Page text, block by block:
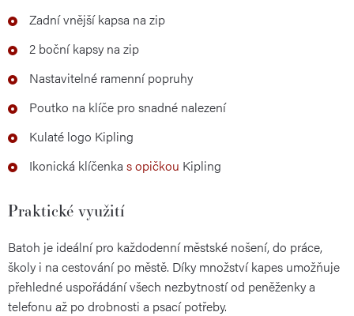
Zadní vnější kapsa na zip
2 boční kapsy na zip
Nastavitelné ramenní popruhy
Poutko na klíče pro snadné nalezení
Kulaté logo Kipling
Ikonická klíčenka s opičkou Kipling
Praktické využití
Batoh je ideální pro každodenní městské nošení, do práce,
školy i na cestování po městě. Díky množství kapes umožňuje
přehledné uspořádání všech nezbytností od peněženky a
telefonu až po drobnosti a psací potřeby.